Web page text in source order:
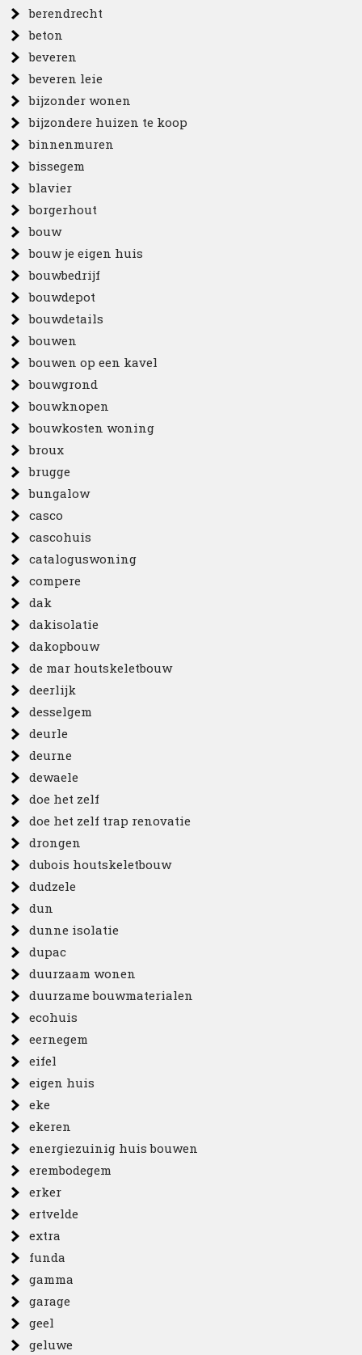
berendrecht
beton
beveren
beveren leie
bijzonder wonen
bijzondere huizen te koop
binnenmuren
bissegem
blavier
borgerhout
bouw
bouw je eigen huis
bouwbedrijf
bouwdepot
bouwdetails
bouwen
bouwen op een kavel
bouwgrond
bouwknopen
bouwkosten woning
broux
brugge
bungalow
casco
cascohuis
cataloguswoning
compere
dak
dakisolatie
dakopbouw
de mar houtskeletbouw
deerlijk
desselgem
deurle
deurne
dewaele
doe het zelf
doe het zelf trap renovatie
drongen
dubois houtskeletbouw
dudzele
dun
dunne isolatie
dupac
duurzaam wonen
duurzame bouwmaterialen
ecohuis
eernegem
eifel
eigen huis
eke
ekeren
energiezuinig huis bouwen
erembodegem
erker
ertvelde
extra
funda
gamma
garage
geel
geluwe